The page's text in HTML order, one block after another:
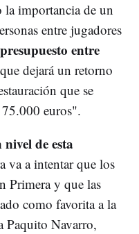
la importancia de un
entre jugadores
entre
dejará un retorno
que se
euros".
de esta
va a intentar que los
Primera y que las
como favorita a la
Paquito Navarro,